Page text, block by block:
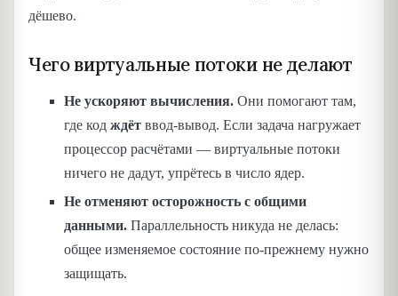
дёшево.
Чего виртуальные потоки не делают
Не ускоряют вычисления. Они помогают там,
где код ждёт ввод-вывод. Если задача нагружает
процессор расчётами — виртуальные потоки
ничего не дадут, упрётесь в число ядер.
Не отменяют осторожность с общими
данными. Параллельность никуда не делась:
общее изменяемое состояние по-прежнему нужно
защищать.